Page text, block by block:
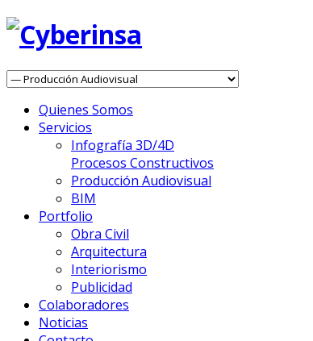
Quienes Somos
Servicios
Infografía 3D/4D
Procesos Constructivos
Producción Audiovisual
BIM
Portfolio
Obra Civil
Arquitectura
Interiorismo
Publicidad
Colaboradores
Noticias